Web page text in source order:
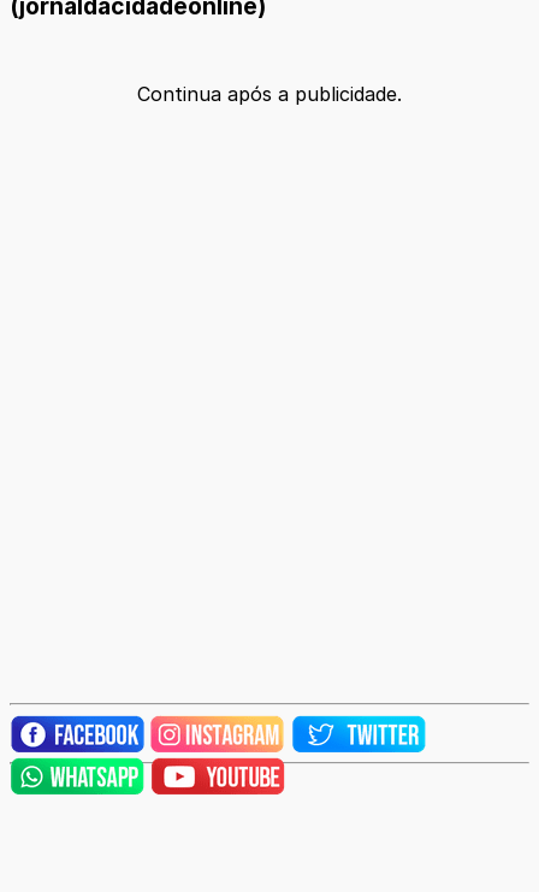
(jornaldacidadeonline)
Continua após a publicidade.